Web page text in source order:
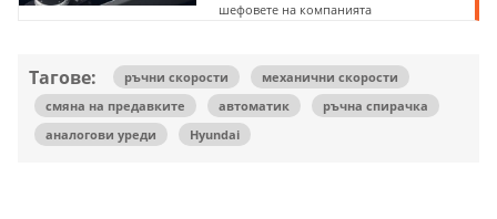
шефовете на компанията
Тагове: ръчни скорости
механични скорости
смяна на предавките
автоматик
ръчна спирачка
аналогови уреди
Hyundai